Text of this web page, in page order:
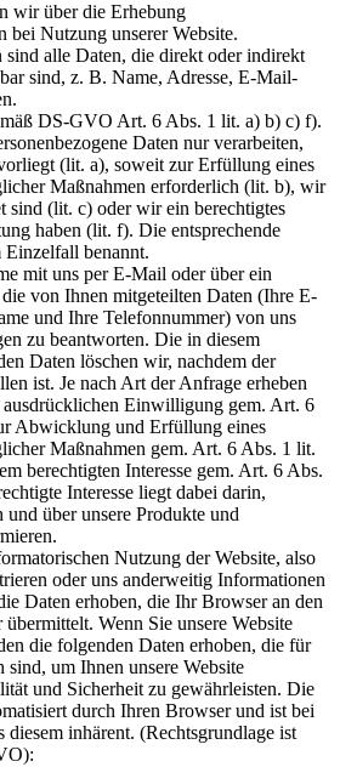
wir über die Erhebung
bei Nutzung unserer Website.
sind alle Daten, die direkt oder indirekt
sind, z. B. Name, Adresse, E-Mail-
DS-GVO Art. 6 Abs. 1 lit. a) b) c) f).
Daten nur verarbeiten,
(lit. a), soweit zur Erfüllung eines
Maßnahmen erforderlich (lit. b), wir
sind (lit. c) oder wir ein berechtigtes
haben (lit. f). Die entsprechende
benannt.
mit uns per E-Mail oder über ein
von Ihnen mitgeteilten Daten (Ihre E-
und Ihre Telefonnummer) von uns
zu beantworten. Die in diesem
Daten löschen wir, nachdem der
ist. Je nach Art der Anfrage erheben
Einwilligung gem. Art. 6
Abwicklung und Erfüllung eines
Maßnahmen gem. Art. 6 Abs. 1 lit.
berechtigten Interesse gem. Art. 6 Abs.
Interesse liegt dabei darin,
über unsere Produkte und
Nutzung der Website, also
oder uns anderweitig Informationen
Daten erhoben, die Ihr Browser an den
Wenn Sie unsere Website
die folgenden Daten erhoben, die für
sind, um Ihnen unsere Website
und Sicherheit zu gewährleisten. Die
durch Ihren Browser und ist bei
diesem inhärent. (Rechtsgrundlage ist